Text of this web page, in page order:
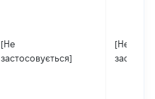
[Не
застосовується]
[Не